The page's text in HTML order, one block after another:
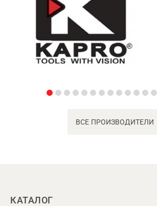
ВСЕ ПРОИЗВОДИТЕЛИ
КАТАЛОГ